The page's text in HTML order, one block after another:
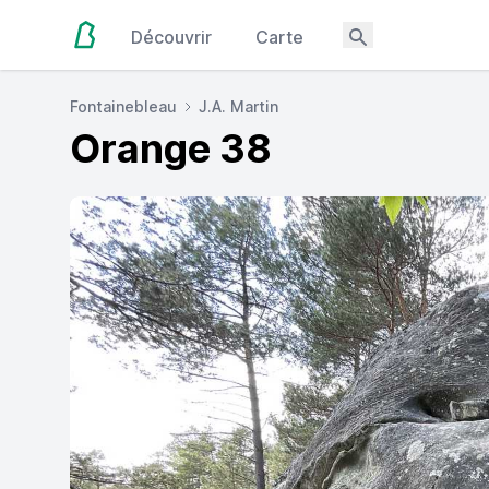
Découvrir Carte
Fontainebleau J.A. Martin
Orange 38